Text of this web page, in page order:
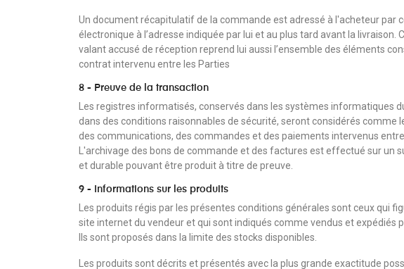
Un document récapitulatif de la commande est adressé à l'acheteur par
électronique à l’adresse indiquée par lui et au plus tard avant la livraison.
valant accusé de réception reprend lui aussi l’ensemble des éléments
contrat intervenu entre les Parties
8 - Preuve de la transaction
Les registres informatisés, conservés dans les systèmes informatiques
dans des conditions raisonnables de sécurité, seront considérés comme
des communications, des commandes et des paiements intervenus entre
L'archivage des bons de commande et des factures est effectué sur un
et durable pouvant être produit à titre de preuve.
9 - Informations sur les produits
Les produits régis par les présentes conditions générales sont ceux qui
site internet du vendeur et qui sont indiqués comme vendus et expédiés
Ils sont proposés dans la limite des stocks disponibles.
Les produits sont décrits et présentés avec la plus grande exactitude